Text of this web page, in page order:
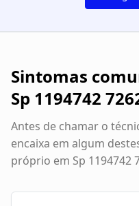
Sintomas
Sp 1194742
Antes de chamar o
encaixa em algum
próprio em Sp 1194742